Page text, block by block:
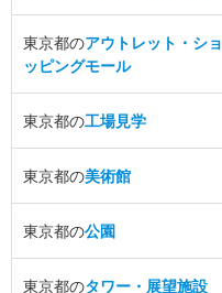
東京都のアウトレット・ショ
ッピングモール
東京都の工場見学
東京都の美術館
東京都の公園
東京都のタワー・展望施設